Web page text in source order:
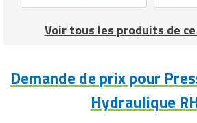
Voir tous les produits de
Demande de prix pour
Hydraulique